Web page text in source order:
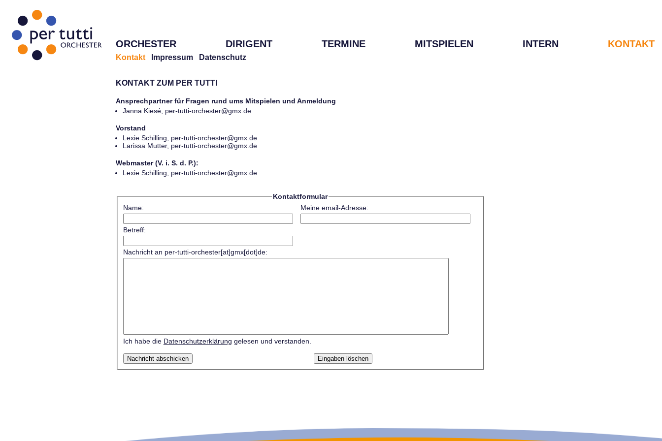
ORCHESTER DIRIGENT TERMINE MITSPIELEN INTERN KONTAKT
Kontakt Impressum Datenschutz
KONTAKT ZUM PER TUTTI
Ansprechpartner für Fragen rund ums Mitspielen und Anmeldung
Janna Kiesé, per-tutti-orchester@gmx.de
Vorstand
Lexie Schilling, per-tutti-orchester@gmx.de
Larissa Mutter, per-tutti-orchester@gmx.de
Webmaster (V. i. S. d. P.):
Lexie Schilling, per-tutti-orchester@gmx.de
Kontaktformular
Name:
Meine email-Adresse:
Betreff:
Nachricht an per-tutti-orchester[at]gmx[dot]de:
Ich habe die Datenschutzerklärung gelesen und verstanden.